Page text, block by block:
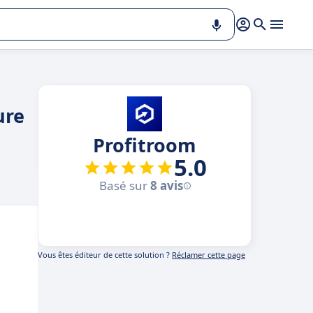
Profitroom
5.0
Basé sur8 avis
Vous êtes éditeur de cette solution ? Réclamer cette page